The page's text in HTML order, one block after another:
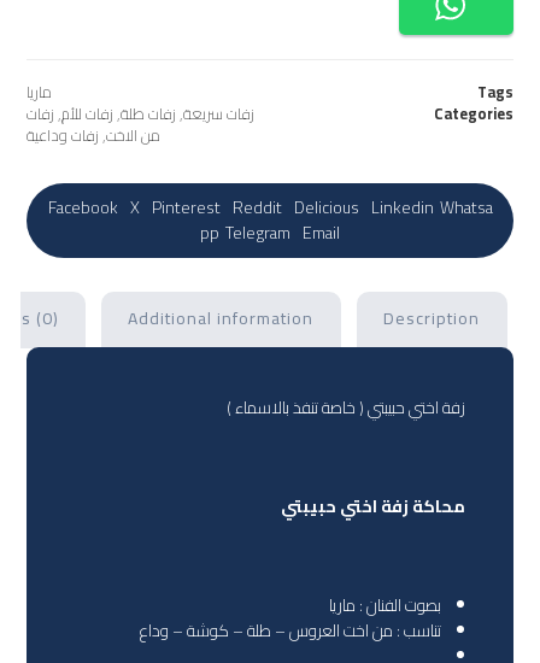
Tags ماريا
Categories زفات سريعة,زفات طلة,زفات للأم,زفات
من الاخت,زفات وداعية
Facebook X Pinterest Reddit Delicious Linkedin Whatsa
pp Telegram Email
Description
Additional information
(0)
زفة اختي حبيبتي ( خاصة تنفذ بالاسماء )
محاكة زفة اختي حبيبتي
بصوت الفنان : ماريا
تناسب : من اخت العروس – طلة – كوشة – وداع